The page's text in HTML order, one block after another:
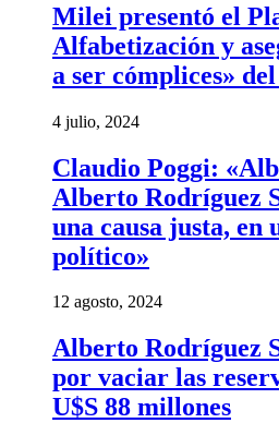
Milei presentó el
Alfabetización y
a ser cómplices»
4 julio, 2024
Claudio Poggi:
Alberto Rodríguez
una causa justa, en
político»
12 agosto, 2024
Alberto Rodríguez
por vaciar las
U$S 88 millones